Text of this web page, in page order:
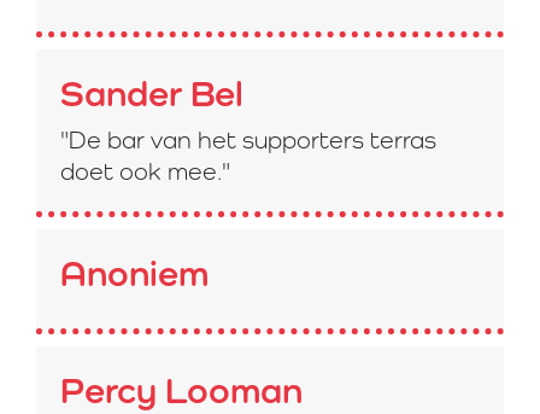
Sander Bel
"De bar van het supporters terras
doet ook mee."
Anoniem
Percy Looman